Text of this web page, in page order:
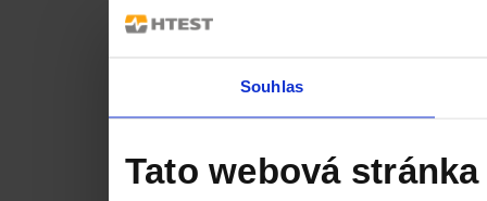
Souhlas
Tato webová